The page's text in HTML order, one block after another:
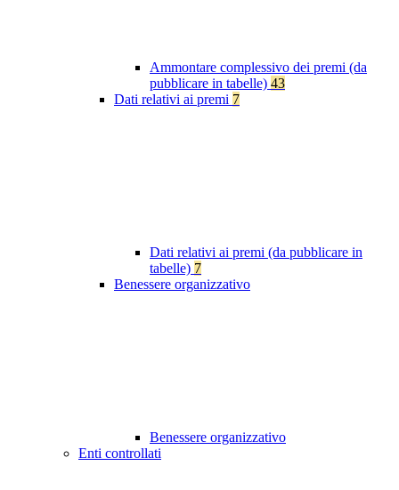
Ammontare complessivo dei premi (da
pubblicare in tabelle) 43
Dati relativi ai premi 7
Dati relativi ai premi (da pubblicare in
tabelle) 7
Benessere organizzativo
Benessere organizzativo
Enti controllati